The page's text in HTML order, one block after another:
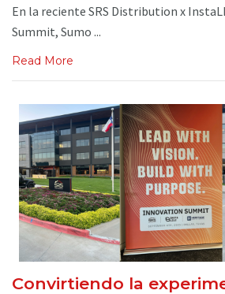
En la reciente SRS Distribution x
Summit, Sumo ...
Read More
Convirtiendo la